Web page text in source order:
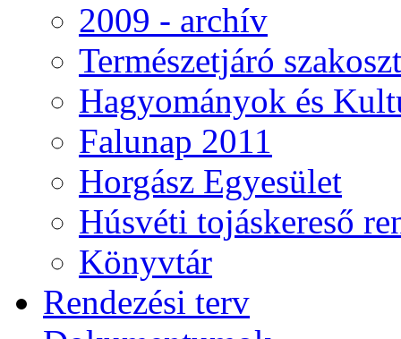
2009 - archív
Természetjáró
Hagyományok és
Falunap 2011
Horgász Egyesület
Húsvéti tojáskereső
Könyvtár
Rendezési terv